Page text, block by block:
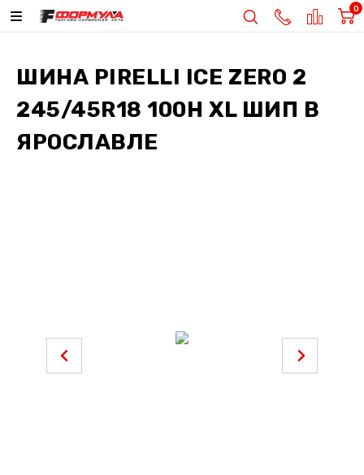
0
ШИНА PIRELLI ICE ZERO 2
245/45R18 100H XL ШИП В
ЯРОСЛАВЛЕ